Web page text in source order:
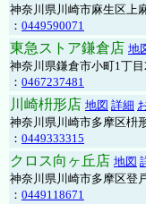
神奈川県川崎市麻生区上
： 0449590071
東急ストア鎌倉店 地
神奈川県鎌倉市小町1丁
： 0467237481
川崎枡形店 地図 詳細
神奈川県川崎市多摩区枡
： 0449333315
クロス向ヶ丘店 地図
神奈川県川崎市多摩区登
： 0449118671